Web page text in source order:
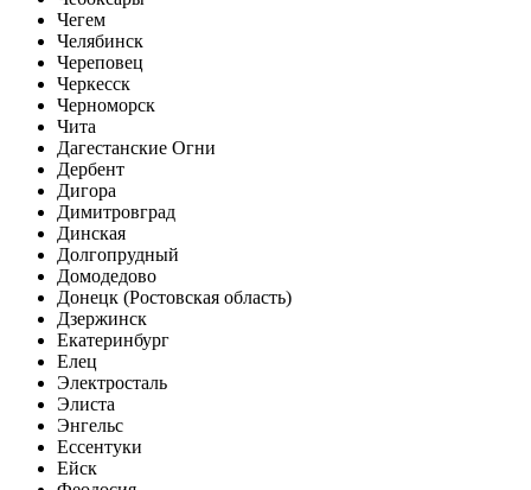
Чегем
Челябинск
Череповец
Черкесск
Черноморск
Чита
Дагестанские Огни
Дербент
Дигора
Димитровград
Динская
Долгопрудный
Домодедово
Донецк (Ростовская область)
Дзержинск
Екатеринбург
Елец
Электросталь
Элиста
Энгельс
Ессентуки
Ейск